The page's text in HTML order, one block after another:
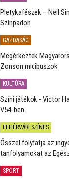
Pletykafészek – Neil
Színpadon
GAZDASÁG
Megérkeztek
Zonson midibuszok
KULTÚRA
Színi játékok - Victor
V54-ben
FEHÉRVÁRI SZÍNES
Ősszel folytatja az
tanfolyamokat az
SPORT